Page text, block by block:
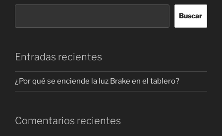
Buscar
Entradas recientes
¿Por qué se enciende la luz Brake en el tablero?
Comentarios recientes